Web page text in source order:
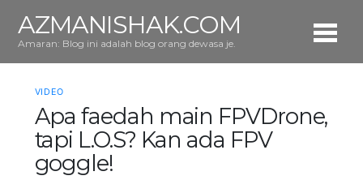
AZMANISHAK.COM
Amaran: Blog ini adalah blog orang dewasa je.
VIDEO
Apa faedah main FPVDrone,
tapi L.O.S? Kan ada FPV
goggle!